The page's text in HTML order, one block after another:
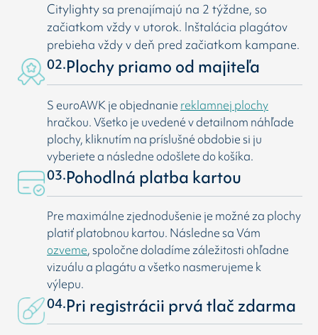
Citylighty sa prenajímajú na 2 týždne, so
začiatkom vždy v utorok. Inštalácia plagátov
prebieha vždy v deň pred začiatkom kampane.
02.Plochy priamo od majiteľa
S euroAWK je objednanie reklamnej plochy
hračkou. Všetko je uvedené v detailnom náhľade
plochy, kliknutím na príslušné obdobie si ju
vyberiete a následne odošlete do košíka.
03.Pohodlná platba kartou
Pre maximálne zjednodušenie je možné za plochy
platiť platobnou kartou. Následne sa Vám
ozveme, spoločne doladíme záležitosti ohľadne
vizuálu a plagátu a všetko nasmerujeme k
výlepu.
04.Pri registrácii prvá tlač zdarma